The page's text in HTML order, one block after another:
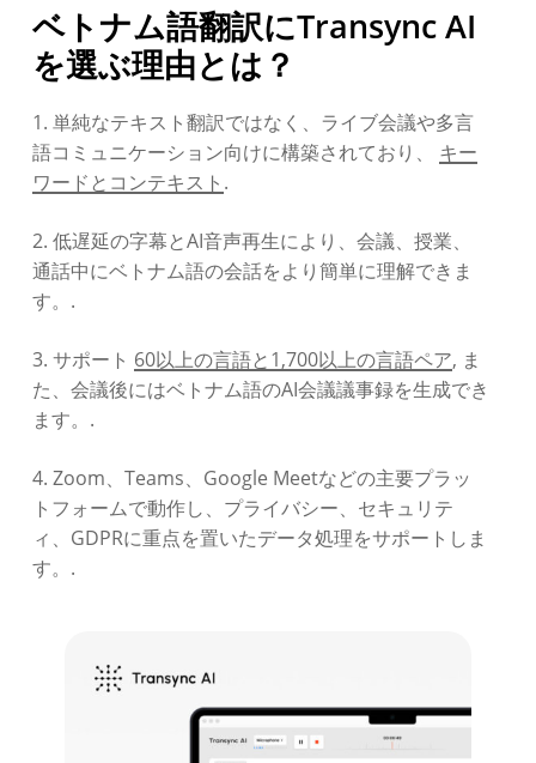
ベトナム語翻訳にTransync AI
を選ぶ理由とは？
1. 単純なテキスト翻訳ではなく、ライブ会議や多言
語コミュニケーション向けに構築されており、 キー
ワードとコンテキスト .
2. 低遅延の字幕とAI音声再生により、会議、授業、
通話中にベトナム語の会話をより簡単に理解できま
す。.
3. サポート 60以上の言語と1,700以上の言語ペア, ま
た、会議後にはベトナム語のAI会議議事録を生成でき
ます。.
4. Zoom、Teams、Google Meetなどの主要プラッ
トフォームで動作し、プライバシー、セキュリテ
ィ、GDPRに重点を置いたデータ処理をサポートしま
す。.